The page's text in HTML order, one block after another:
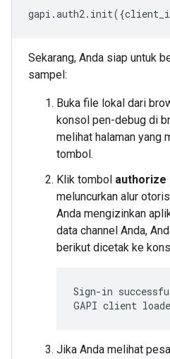
Sekarang, Anda siap untuk
sampel:
Buka file lokal dari
konsol pen-debug di
melihat halaman yang
tombol.
Klik tombol authorize
meluncurkan alur
Anda mengizinkan
data channel Anda,
berikut dicetak ke
Sign-in
GAPI client
Jika Anda melihat